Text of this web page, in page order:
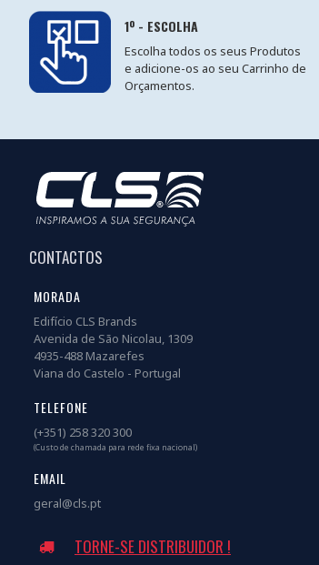
1º - ESCOLHA
Escolha todos os seus Produtos
e adicione-os ao seu Carrinho de
Orçamentos.
CONTACTOS
MORADA
Edifício CLS Brands
Avenida de São Nicolau, 1309
4935-488 Mazarefes
Viana do Castelo - Portugal
TELEFONE
(+351) 258 320 300
(Custo de chamada para rede fixa nacional)
EMAIL
geral@cls.pt
TORNE-SE DISTRIBUIDOR !